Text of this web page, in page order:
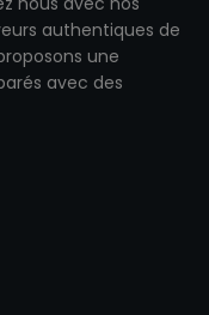
authentiques de
une
avec des